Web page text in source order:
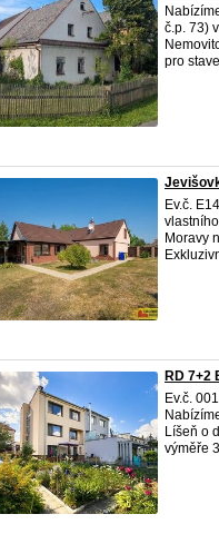
č.p. 73)
pro
Ev.č.
Moravy
RD 7+2
Ev.č.
Líšeň o
výměře